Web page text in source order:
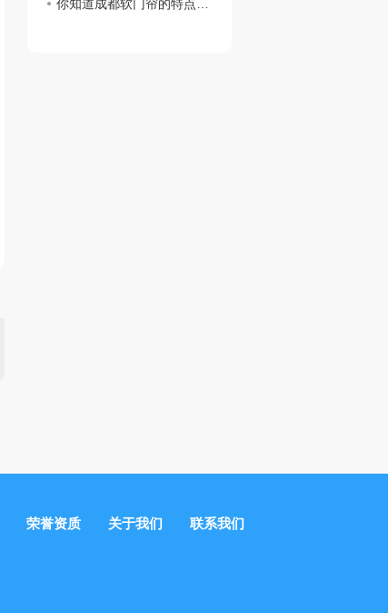
你知道成都软门帘的特点吗？
荣誉资质 关于我们 联系我们